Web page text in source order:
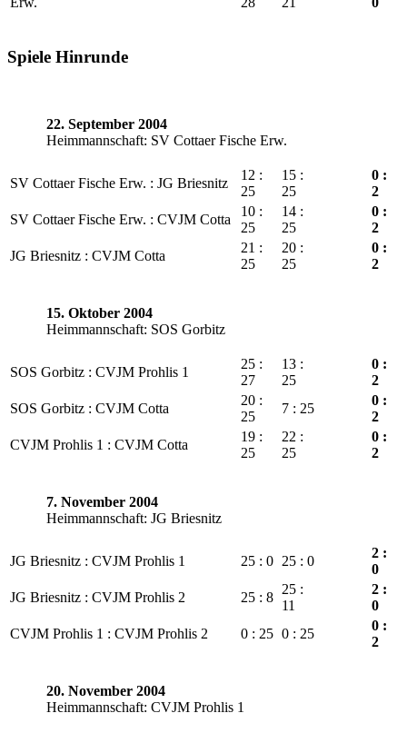
Spiele Hinrunde
22. September 2004
Heimmannschaft: SV Cottaer Fische Erw.
SV Cottaer Fische Erw. : JG Briesnitz
12 :
25
15 :
25
0 :
2
SV Cottaer Fische Erw. : CVJM Cotta
10 :
25
14 :
25
0 :
2
JG Briesnitz : CVJM Cotta
21 :
25
20 :
25
0 :
2
15. Oktober 2004
Heimmannschaft: SOS Gorbitz
SOS Gorbitz : CVJM Prohlis 1
25 :
27
13 :
25
0 :
2
SOS Gorbitz : CVJM Cotta
20 :
25
7 : 25
0 :
2
CVJM Prohlis 1 : CVJM Cotta
19 :
25
22 :
25
0 :
2
7. November 2004
Heimmannschaft: JG Briesnitz
JG Briesnitz : CVJM Prohlis 1 25 : 0 25 : 0
2 :
0
JG Briesnitz : CVJM Prohlis 2
25 : 8
25 :
11
2 :
0
CVJM Prohlis 1 : CVJM Prohlis 2
0 : 25 0 : 25
0 :
2
20. November 2004
Heimmannschaft: CVJM Prohlis 1